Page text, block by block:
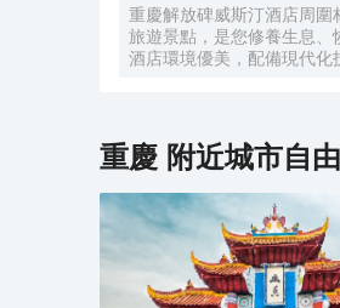
重慶解放碑威斯汀酒店周
旅遊景點，是您修養生息、
酒店環境優美，配備現代
重慶 附近城市自